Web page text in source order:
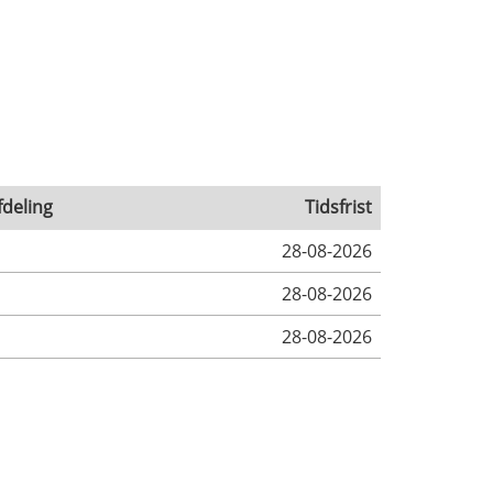
Tidsfrist
28-08-2026
28-08-2026
28-08-2026